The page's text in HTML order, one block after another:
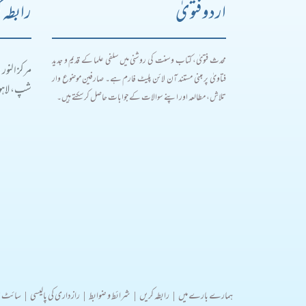
اردو فتویٰ
محدث فتویٰ، کتاب و سنت کی روشنی میں سلفی علما کے قدیم و جدید
فتاویٰ پر مبنی مستند آن لائن پلیٹ فارم ہے۔ صارفین موضوع وار
تلاش، مطالعہ اور اپنے سوالات کے جوابات حاصل کر سکتے ہیں۔
مرکز
شپ،
ہمارے بارے میں | رابطہ کریں | شرائط و ضوابط | رازداری کی پالیسی |